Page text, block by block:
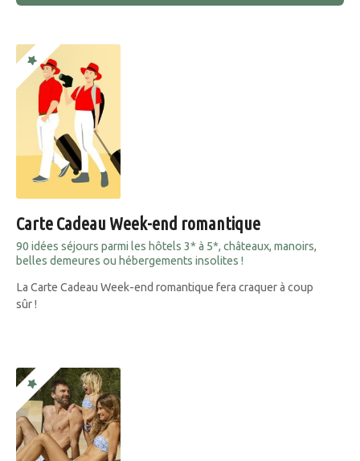
Carte Cadeau Week-end romantique
90 idées séjours parmi les hôtels 3* à 5*, châteaux, manoirs,
belles demeures ou hébergements insolites !
La Carte Cadeau Week-end romantique fera craquer à coup
sûr !